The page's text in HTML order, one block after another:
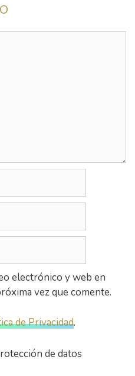
electrónico y web en
vez que comente.
de Privacidad.
de datos